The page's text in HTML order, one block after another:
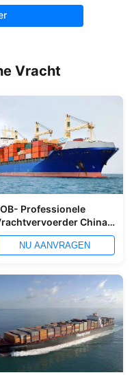
Vracht
Professionele
China
India 7x24hour
NU AANVRAGEN